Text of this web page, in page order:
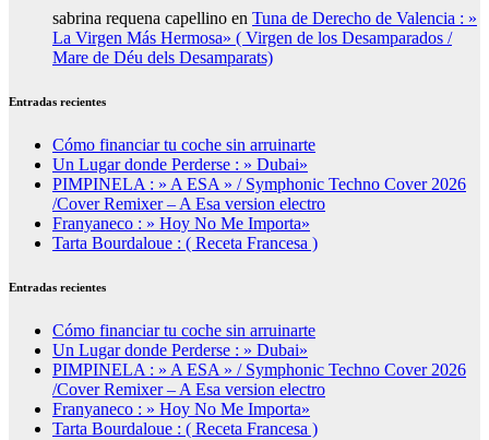
sabrina requena capellino en Tuna de Derecho de Valencia : »
La Virgen Más Hermosa» ( Virgen de los Desamparados /
Mare de Déu dels Desamparats)
Entradas recientes
Cómo financiar tu coche sin arruinarte
Un Lugar donde Perderse : » Dubai»
PIMPINELA : » A ESA » / Symphonic Techno Cover 2026
/Cover Remixer – A Esa version electro
Franyaneco : » Hoy No Me Importa»
Tarta Bourdaloue : ( Receta Francesa )
Entradas recientes
Cómo financiar tu coche sin arruinarte
Un Lugar donde Perderse : » Dubai»
PIMPINELA : » A ESA » / Symphonic Techno Cover 2026
/Cover Remixer – A Esa version electro
Franyaneco : » Hoy No Me Importa»
Tarta Bourdaloue : ( Receta Francesa )